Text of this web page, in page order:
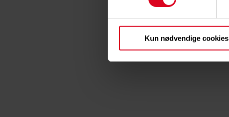
Kun nødvendige cookies